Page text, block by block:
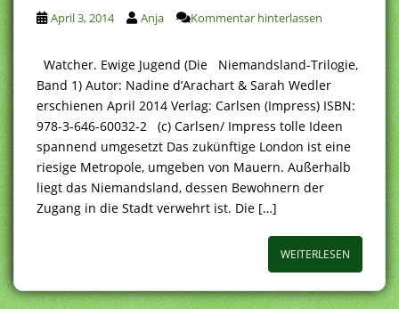
April 3, 2014 Anja Kommentar hinterlassen
Watcher. Ewige Jugend (Die Niemandsland-Trilogie,
Band 1) Autor: Nadine d’Arachart & Sarah Wedler
erschienen April 2014 Verlag: Carlsen (Impress) ISBN:
978-3-646-60032-2 (c) Carlsen/ Impress tolle Ideen
spannend umgesetzt Das zukünftige London ist eine
riesige Metropole, umgeben von Mauern. Außerhalb
liegt das Niemandsland, dessen Bewohnern der
Zugang in die Stadt verwehrt ist. Die […]
WEITERLESEN